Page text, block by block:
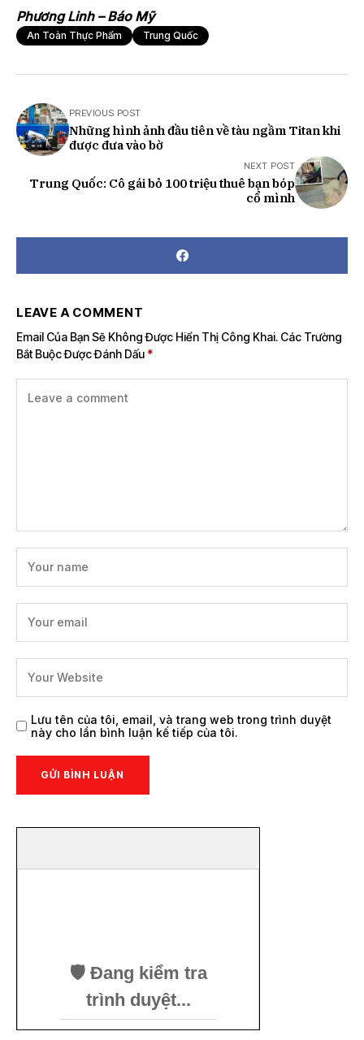
Phương Linh – Báo Mỹ
An Toàn Thực Phẩm Trung Quốc
PREVIOUS POST
Những hình ảnh đầu tiên về tàu ngầm Titan khi
được đưa vào bờ
NEXT POST
Trung Quốc: Cô gái bỏ 100 triệu thuê bạn bóp
cổ mình
LEAVE A COMMENT
Email Của Bạn Sẽ Không Được Hiển Thị Công Khai. Các Trường
Bắt Buộc Được Đánh Dấu *
Lưu tên của tôi, email, và trang web trong trình duyệt
này cho lần bình luận kế tiếp của tôi.